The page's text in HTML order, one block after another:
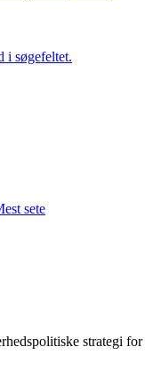
i søgefeltet.
sete
strategi